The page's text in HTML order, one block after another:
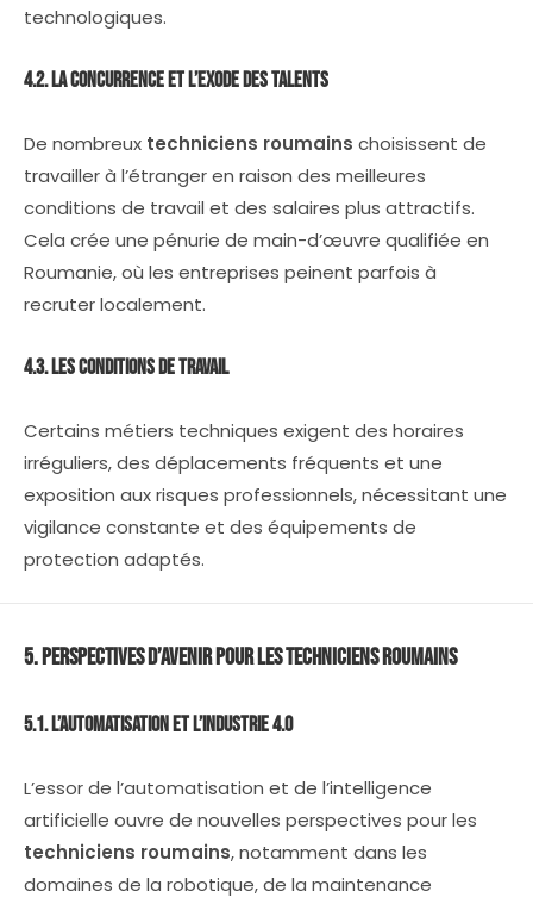
technologiques.
4.2. La Concurrence et l’Exode des Talents
De nombreux techniciens roumains choisissent de
travailler à l’étranger en raison des meilleures
conditions de travail et des salaires plus attractifs.
Cela crée une pénurie de main-d’œuvre qualifiée en
Roumanie, où les entreprises peinent parfois à
recruter localement.
4.3. Les Conditions de Travail
Certains métiers techniques exigent des horaires
irréguliers, des déplacements fréquents et une
exposition aux risques professionnels, nécessitant une
vigilance constante et des équipements de
protection adaptés.
5. Perspectives d’Avenir pour les Techniciens Roumains
5.1. L’Automatisation et l’Industrie 4.0
L’essor de l’automatisation et de l’intelligence
artificielle ouvre de nouvelles perspectives pour les
techniciens roumains, notamment dans les
domaines de la robotique, de la maintenance